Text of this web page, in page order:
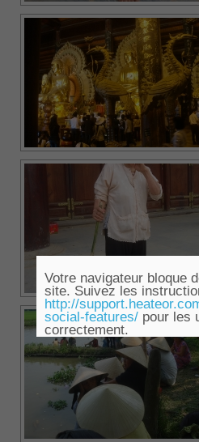
Votre navigateur bloque
site. Suivez les
http://
social-features/pour les
correctement.